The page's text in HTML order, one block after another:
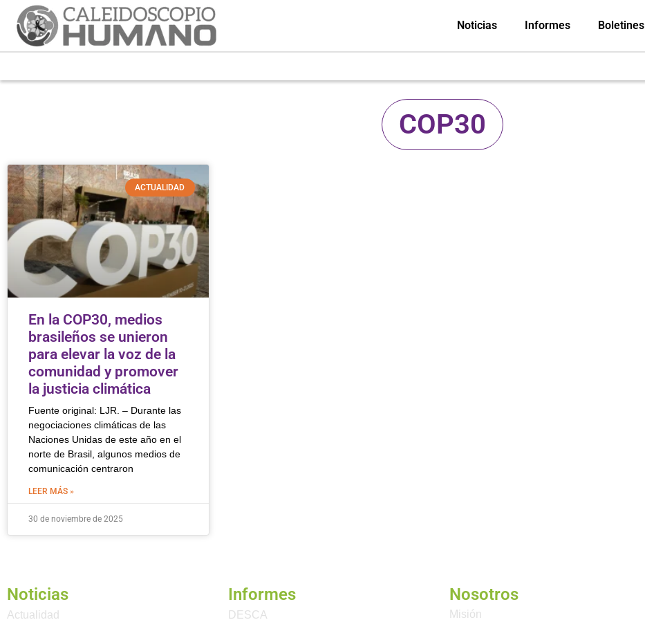
Noticias Informes Boletines
COP30
ACTUALIDAD
En la COP30, medios
brasileños se unieron
para elevar la voz de la
comunidad y promover
la justicia climática
Fuente original: LJR. – Durante las
negociaciones climáticas de las
Naciones Unidas de este año en el
norte de Brasil, algunos medios de
comunicación centraron
LEER MÁS »
30 de noviembre de 2025
Noticias
Actualidad
Informes
DESCA
Nosotros
Misión